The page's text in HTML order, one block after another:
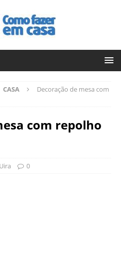
CASA
Decoração de mesa com
com repolho
Uira 0